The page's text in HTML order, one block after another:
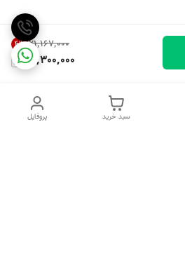
۲۱٬۱۶۷٬۰۰۰ 4%
20,300,000
پروفایل سبد خرید